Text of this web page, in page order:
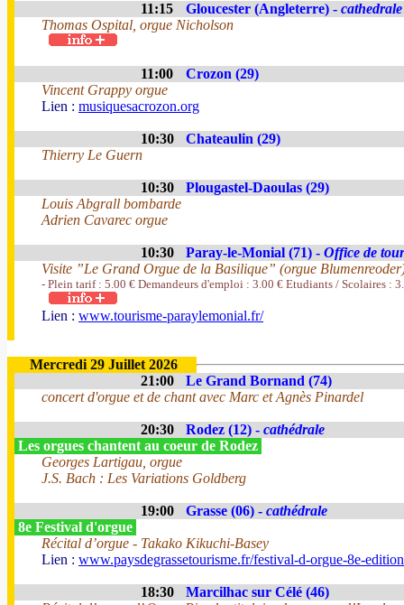
11:15 Gloucester (Angleterre) - cathedrale
Thomas Ospital, orgue Nicholson
11:00
Crozon (29)
Vincent Grappy orgue
Lien : musiquesacrozon.org
10:30
Chateaulin (29)
Thierry Le Guern
10:30
Plougastel-Daoulas (29)
Louis Abgrall bombarde
Adrien Cavarec orgue
10:30 Paray-le-Monial (71) - Office de
Visite ”Le Grand Orgue de la Basilique” (orgue
- Plein tarif : 5.00 € Demandeurs d'emploi : 3.00 € Etudiants / Scolaires :
Lien : www.tourisme-paraylemonial.fr/
Mercredi 29 Juillet 2026
21:00
Le Grand Bornand (74)
concert d'orgue et de chant avec Marc et Agnès Pinardel
20:30 Rodez (12) - cathédrale
Les orgues chantent au coeur de Rodez
Georges Lartigau, orgue
J.S. Bach : Les Variations Goldberg
19:00 Grasse (06) - cathédrale
8e Festival d'orgue
Récital d’orgue - Takako Kikuchi-Basey
Lien : www.paysdegrassetourisme.fr/festival-d-orgue-8e-
18:30
Marcilhac sur Célé (46)